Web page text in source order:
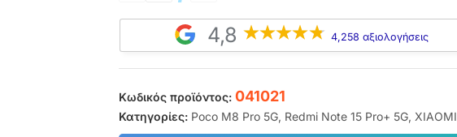
4,8 4,258 αξιολογήσεις
Κωδικός προϊόντος: 041021
Κατηγορίες: Poco M8 Pro 5G, Redmi Note 15 Pro+ 5G, XIAOMI